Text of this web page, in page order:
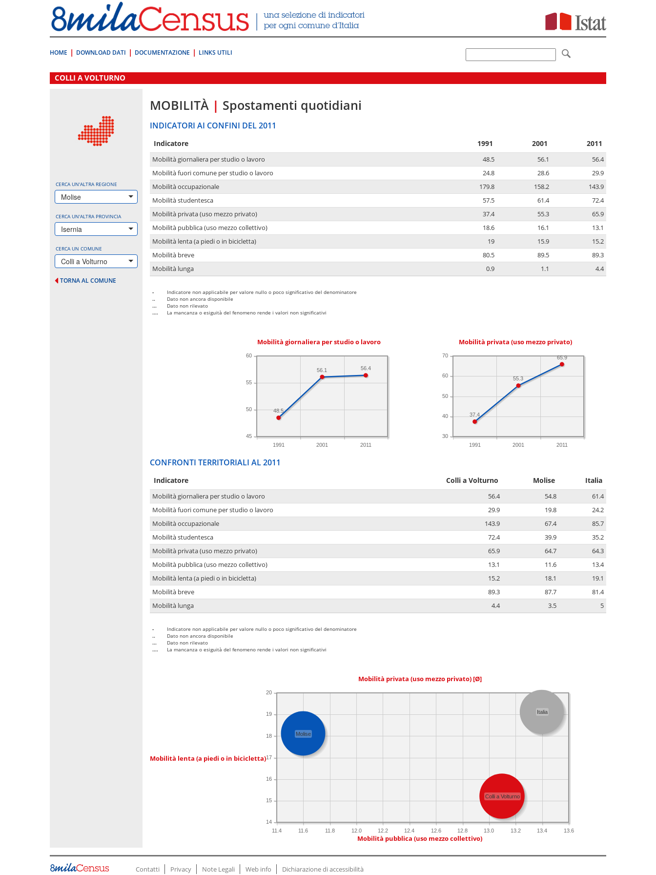
direttamente
a:
Contenuto
HOME DOWNLOAD DATI DOCUMENTAZIONE LINKS UTILI
.
COLLI A VOLTURNO
CERCA UN'ALTRA REGIONE
Molise
CERCA UN'ALTRA PROVINCIA
Isernia
CERCA UN COMUNE
Colli a Volturno
TORNA AL COMUNE
MOBILITÀ | Spostamenti quotidiani
INDICATORI AI CONFINI DEL 2011
Indicatore 1991 2001 2011
Mobilità giornaliera per studio o lavoro 48.5 56.1
56.4
Mobilità fuori comune per studio o lavoro
24.8 28.6
29.9
Mobilità occupazionale
179.8 158.2
143.9
Mobilità studentesca
57.5 61.4
72.4
Mobilità privata (uso mezzo privato)
37.4 55.3
65.9
Mobilità pubblica (uso mezzo collettivo)
18.6 16.1
13.1
Mobilità lenta (a piedi o in bicicletta)
19 15.9
15.2
Mobilità breve
80.5 89.5
89.3
Mobilità lunga
0.9 1.1 4.4
-
Indicatore non applicabile per valore nullo o poco significativo del denominatore
..
Dato non ancora disponibile
...
Dato non rilevato
....
La mancanza o esiguità del fenomeno rende i valori non significativi
Mobilità giornaliera per studio o lavoro
1991 2001 2011
45
50
55
60
56.4
56.1
48.5
Mobilità privata (uso mezzo privato)
1991 2001 2011
30
40
50
60
70 65.9
55.3
37.4
CONFRONTI TERRITORIALI AL 2011
Indicatore Colli a Volturno Molise Italia
Mobilità giornaliera per studio o lavoro 56.4 54.8
61.4
Mobilità fuori comune per studio o lavoro
29.9 19.8
24.2
Mobilità occupazionale
143.9 67.4
85.7
Mobilità studentesca
72.4 39.9
35.2
Mobilità privata (uso mezzo privato)
65.9 64.7
64.3
Mobilità pubblica (uso mezzo collettivo)
13.1 11.6
13.4
Mobilità lenta (a piedi o in bicicletta)
15.2 18.1
19.1
Mobilità breve
89.3 87.7
81.4
Mobilità lunga
4.4 3.5 5
-
Indicatore non applicabile per valore nullo o poco significativo del denominatore
..
Dato non ancora disponibile
...
Dato non rilevato
....
La mancanza o esiguità del fenomeno rende i valori non significativi
Mobilità privata (uso mezzo privato) [Ø]
Mobilità lenta (a piedi o in bicicletta)
11.4 11.6 11.8 12.0 12.2 12.4 12.6 12.8 13.0 13.2 13.4 13.6
14
15
16
17
18
19
20
Colli a Volturno
Molise
Italia
Mobilità pubblica (uso mezzo collettivo)
Contatti Privacy Note Legali Web info Dichiarazione di accessibilità